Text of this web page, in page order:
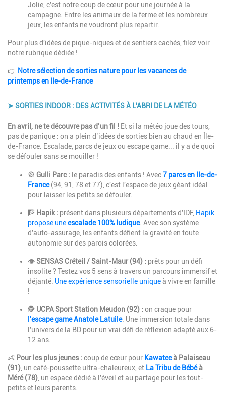
Jolie, c'est notre coup de cœur pour une journée à la
campagne. Entre les animaux de la ferme et les nombreux
jeux, les enfants ne voudront plus repartir.
Pour plus d'idées de pique-niques et de sentiers cachés, filez voir
notre rubrique dédiée !
👉 Notre sélection de sorties nature pour les vacances de
printemps en Ile-de-France
➤ SORTIES INDOOR : DES ACTIVITÉS À L'ABRI DE LA MÉTÉO
Description
En avril, ne te découvre pas d’un fil ! Et si la météo joue des tours,
pas de panique : on a plein d’idées de sorties bien au chaud en Île-
de-France. Escalade, parcs de jeux ou escape game... il y a de quoi
se défouler sans se mouiller !
🎡 Gulli Parc : le paradis des enfants ! Avec7 parcs en Ile-de-
France(94, 91, 78 et 77), c'est l'espace de jeux géant idéal
pour laisser les petits se défouler.
🧗 Hapik : présent dans plusieurs départements d'IDF, Hapik
propose uneescalade 100% ludique. Avec son système
d'auto-assurage, les enfants défient la gravité en toute
autonomie sur des parois colorées.
👁️ SENSAS Créteil / Saint-Maur (94) : prêts pour un défi
insolite ? Testez vos 5 sens à travers un parcours immersif et
déjanté. Une expérience sensorielle uniqueà vivre en famille
!
🕵️ UCPA Sport Station Meudon (92) : on craque pour
l'escape game Anatole Latuile. Une immersion totale dans
l'univers de la BD pour un vrai défi de réflexion adapté aux 6-
12 ans.
👶 Pour les plus jeunes : coup de cœur pour Kawateeà Palaiseau
(91), un café-poussette ultra-chaleureux, et La Tribu de Bébéà
Méré (78), un espace dédié à l'éveil et au partage pour les tout-
petits et leurs parents.